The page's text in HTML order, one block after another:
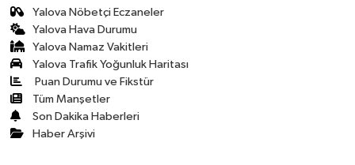
Yalova Nöbetçi Eczaneler
Yalova Hava Durumu
Yalova Namaz Vakitleri
Yalova Trafik Yoğunluk Haritası
Puan Durumu ve Fikstür
Tüm Manşetler
Son Dakika Haberleri
Haber Arşivi